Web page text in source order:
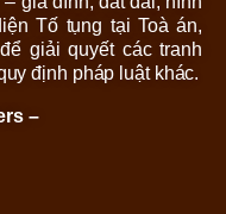
Tố tụng tại Toà án,
giải quyết các tranh
định pháp luật khác.
–